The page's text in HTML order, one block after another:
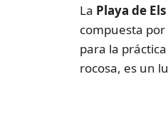
La Playa de
compuesta
para la
rocosa, es un